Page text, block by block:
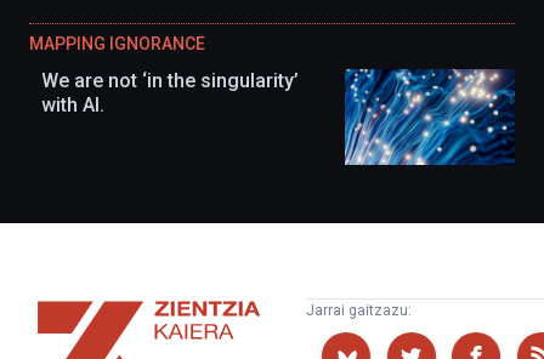
MAPPING IGNORANCE
We are not ‘in the singularity’
with AI.
Zientzia
Kaiera
Jarrai gaitzazu: